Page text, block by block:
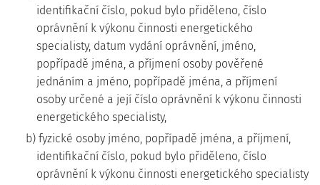
identifikační číslo, pokud bylo přiděleno, číslo
oprávnění k výkonu činnosti energetického
specialisty, datum vydání oprávnění, jméno,
popřípadě jména, a příjmení osoby pověřené
jednáním a jméno, popřípadě jména, a příjmení
osoby určené a její číslo oprávnění k výkonu činnosti
energetického specialisty,
b) fyzické osoby jméno, popřípadě jména, a příjmení,
identifikační číslo, pokud bylo přiděleno, číslo
oprávnění k výkonu činnosti energetického specialisty